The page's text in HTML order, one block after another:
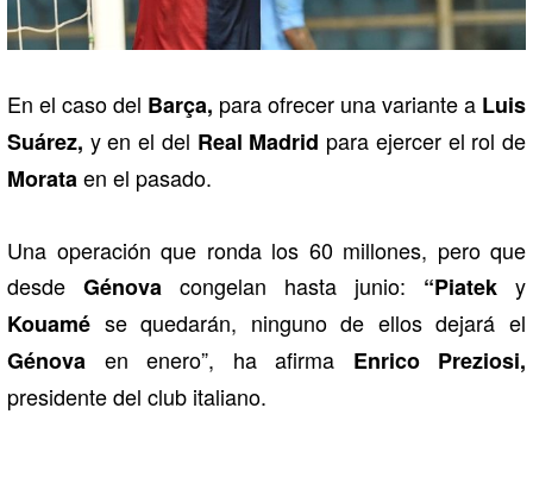
En el caso del Barça, para ofrecer una variante a Luis
Suárez, y en el del Real Madrid para ejercer el rol de
Morataen el pasado.
Una operación que ronda los 60 millones, pero que
desde Génova congelan hasta junio: “Piatek y
Kouamé se quedarán, ninguno de ellos dejará el
Génova en enero”, ha afirma Enrico Preziosi,
presidente del club italiano.